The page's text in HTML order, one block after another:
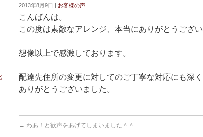
2013年8月9日 お客様の声
こんばんは。
この度は素敵なアレンジ、本当にありがとうござい
想像以上で感激しております。
配達先住所の変更に対してのご丁寧な対応にも深く
ありがとうございました。
← わあ！と歓声をあげてしまいました＾＾